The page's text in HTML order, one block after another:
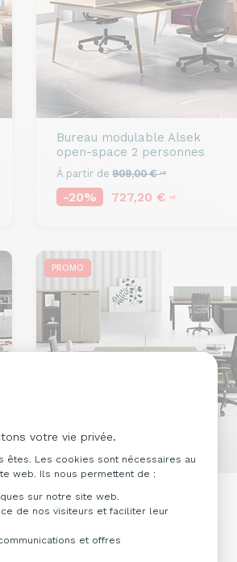
votre vie privée.
du Consentement :
êtes. Les cookies sont nécessaires au
web. Ils nous permettent de :
sur notre site web.
de nos visiteurs et faciliter leur
et offres
Bureau modulable Alsek
open-space 2 personnes
À partir de 909,00 €HT
-20% 727,20 € HT
PROMO
Bureau modulable
open-space 2 personnes